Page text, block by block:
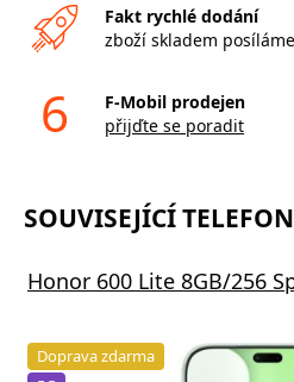
Fakt rychlé dodání
zboží skladem
6
F-Mobil prodejen
přijďte se poradit
SOUVISEJÍCÍ
Honor 600 Lite 8GB/256
Doprava zdarma